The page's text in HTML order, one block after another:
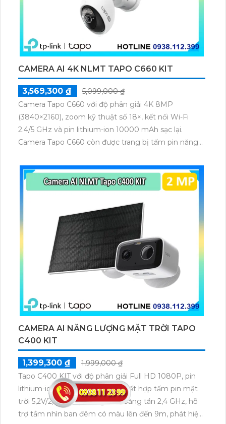
CAMERA AI 4K NLMT TAPO C660 KIT
3,569,300 ₫
5,099,000 ₫
Camera Tapo C660 với độ phân giải 4K 8MP
(3840×2160), zoom kỹ thuật số 18×, kết nối Wi-Fi
2.4/5 GHz và pin lithium-ion 10000 mAh sạc lại.
Camera Tapo C660 còn được trang bị tấm pin năng
thú cưng, phương tiện, lưu trữ thẻ microSD tối đa 512
GB.
CAMERA AI NĂNG LƯỢNG MẶT TRỜI TAPO
C400 KIT
1,399,300 ₫
1,999,000 ₫
Tapo C400 KIT với độ phân giải Full HD 1080P, pin
lithium-ion 5200mAh tích hợp kết hợp tấm pin mặt
trời 5,2V/2,5W, hoạt động trên băng tần 2,4 GHz, hỗ
trợ tầm nhìn ban đêm có màu lên đến 9m, phát hiện